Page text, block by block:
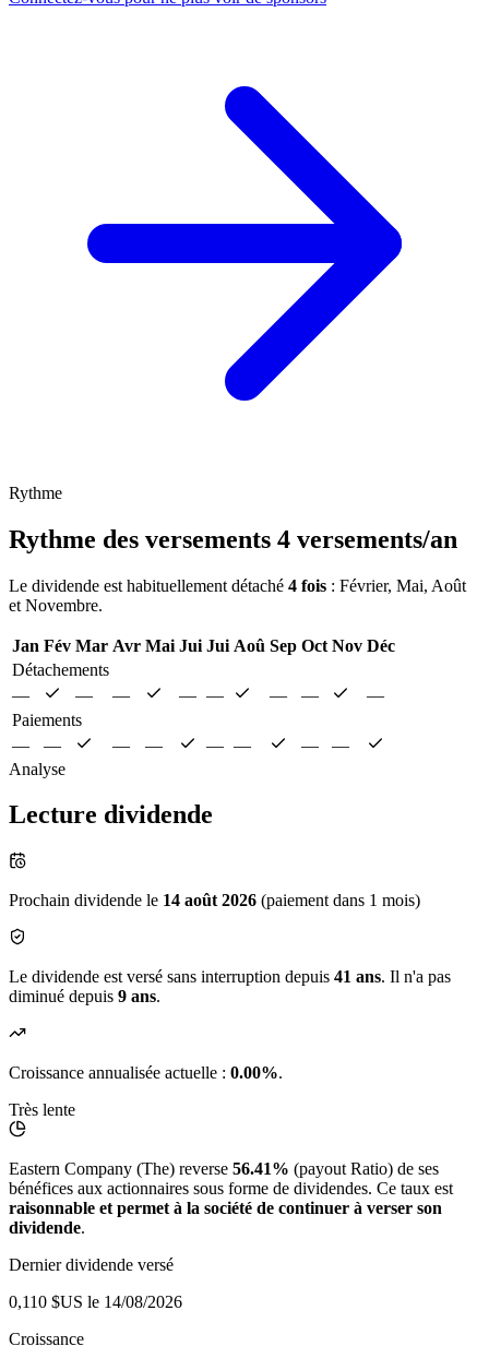
Rythme
Rythme des versements 4 versements/an
Le dividende est habituellement détaché 4 fois : Février, Mai, Août
et Novembre.
Jan Fév Mar Avr Mai Jui Jui Aoû Sep Oct Nov Déc
Détachements
—
— — — — — —
—
Paiements
—
— — — — — —
—
Analyse
Lecture dividende
Prochain dividende le 14 août 2026 (paiement dans 1 mois)
Le dividende est versé sans interruption depuis 41 ans. Il n'a pas
diminué depuis 9 ans.
Croissance annualisée actuelle : 0.00%.
Très lente
Eastern Company (The) reverse 56.41% (payout Ratio) de ses
bénéfices aux actionnaires sous forme de dividendes. Ce taux est
raisonnable et permet à la société de continuer à verser son
dividende.
Dernier dividende versé
0,110 $US le 14/08/2026
Croissance